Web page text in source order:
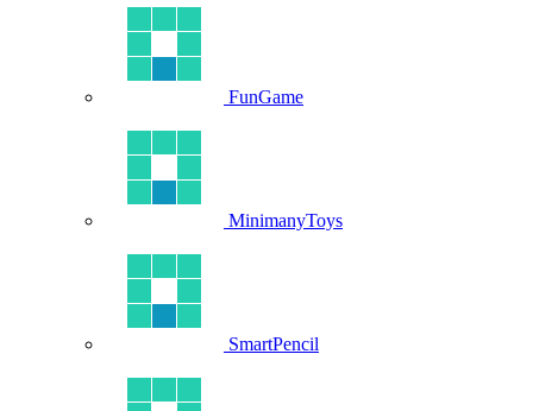
FunGame
MinimanyToys
SmartPencil